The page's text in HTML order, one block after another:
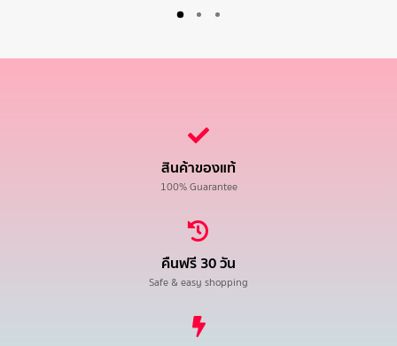
สินค้าของแท้
100% Guarantee
คืนฟรี 30 วัน
Safe & easy shopping